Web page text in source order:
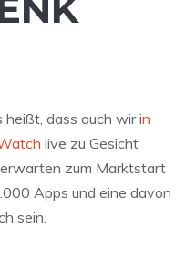
heißt, dass auch wir in
live zu Gesicht
zum Marktstart
Apps und eine davon
sein.